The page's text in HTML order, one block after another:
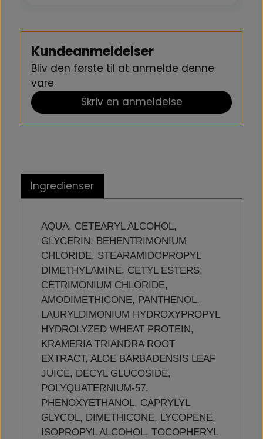
Kundeanmeldelser
Bliv den første til at anmelde denne
vare
Skriv en anmeldelse
Ingredienser
AQUA, CETEARYL ALCOHOL,
GLYCERIN, BEHENTRIMONIUM
CHLORIDE, STEARAMIDOPROPYL
DIMETHYLAMINE, CETYL ESTERS,
CETRIMONIUM CHLORIDE,
AMODIMETHICONE, PANTHENOL,
LAURYLDIMONIUM HYDROXYPROPYL
HYDROLYZED WHEAT PROTEIN,
KRAMERIA TRIANDRA ROOT
EXTRACT, ALOE BARBADENSIS LEAF
JUICE, DECYL GLUCOSIDE,
POLYQUATERNIUM-57,
PHENOXYETHANOL, CAPRYLYL
GLYCOL, DIMETHICONE, LYCOPENE,
ISOPROPYL ALCOHOL, TOCOPHERYL